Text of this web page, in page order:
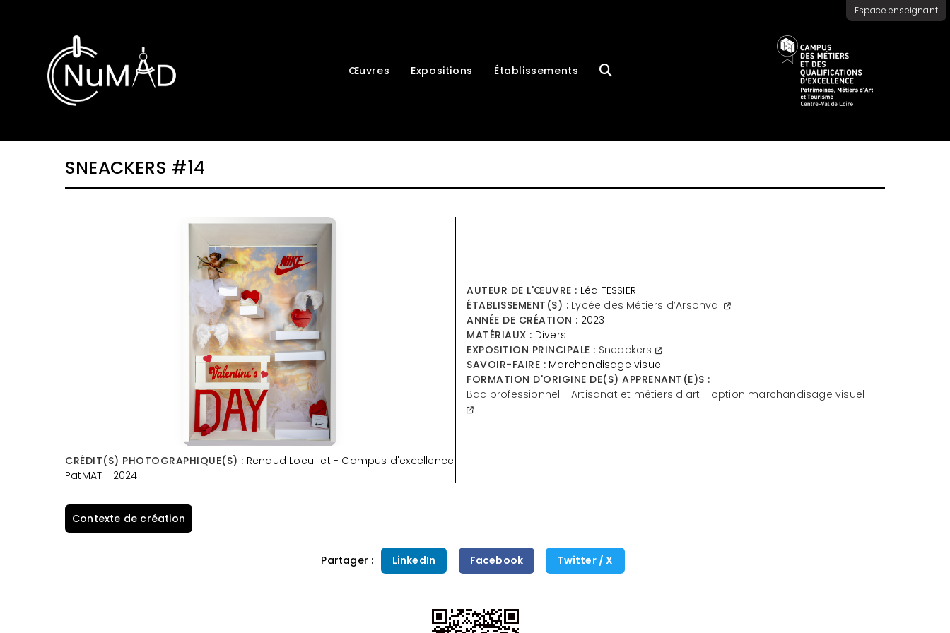
Œuvres Expositions Établissements
Espace enseignant
SNEACKERS #14
CRÉDIT(S) PHOTOGRAPHIQUE(S) : Renaud Loeuillet - Campus d'excellence
PatMAT - 2024
AUTEUR DE L'ŒUVRE : Léa TESSIER
ÉTABLISSEMENT(S) : Lycée des Métiers d’Arsonval
ANNÉE DE CRÉATION : 2023
MATÉRIAUX : Divers
EXPOSITION PRINCIPALE : Sneackers
SAVOIR-FAIRE : Marchandisage visuel
FORMATION D'ORIGINE DE(S) APPRENANT(E)S :
Bac professionnel - Artisanat et métiers d'art - option marchandisage visuel
Contexte de création
Partager : LinkedIn Facebook Twitter / X